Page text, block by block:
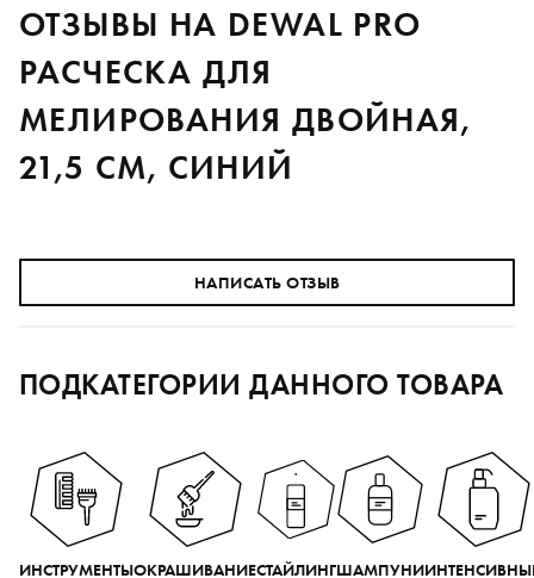
ОТЗЫВЫ НА DEWAL PRO
РАСЧЕСКА ДЛЯ
МЕЛИРОВАНИЯ ДВОЙНАЯ,
21,5 СМ, СИНИЙ
НАПИСАТЬ ОТЗЫВ
ПОДКАТЕГОРИИ ДАННОГО ТОВАРА
ИНСТРУМЕНТЫОКРАШИВАНИЕСТАЙЛИНГШАМПУНИ